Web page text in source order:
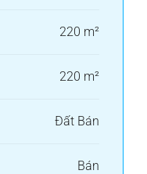
220 m²
220 m²
Đất Bán
Bán